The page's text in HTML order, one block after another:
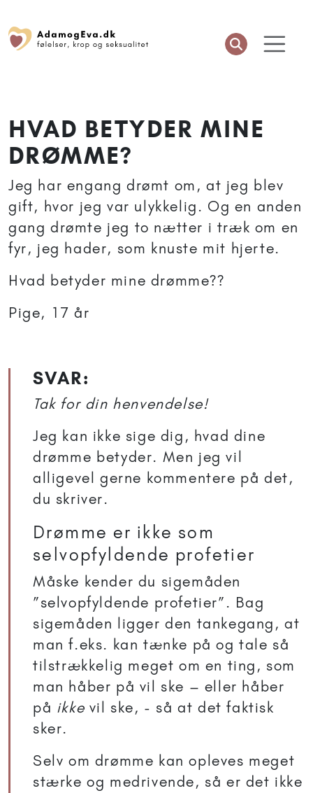
HVAD BETYDER MINE
DRØMME?
Jeg har engang drømt om, at jeg blev
gift, hvor jeg var ulykkelig. Og en anden
gang drømte jeg to nætter i træk om en
fyr, jeg hader, som knuste mit hjerte.
Hvad betyder mine drømme??
Pige, 17 år
SVAR:
Tak for din henvendelse!
Jeg kan ikke sige dig, hvad dine
drømme betyder. Men jeg vil
alligevel gerne kommentere på det,
du skriver.
Drømme er ikke som
selvopfyldende profetier
Måske kender du sigemåden
”selvopfyldende profetier”. Bag
sigemåden ligger den tankegang, at
man f.eks. kan tænke på og tale så
tilstrækkelig meget om en ting, som
man håber på vil ske – eller håber
på ikke vil ske, - så at det faktisk
sker.
Selv om drømme kan opleves meget
stærke og medrivende, så er det ikke